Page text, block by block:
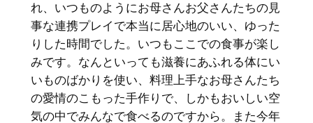
れ、いつものようにお母さんお父さんたちの見
事な連携プレイで本当に居心地のいい、ゆった
りした時間でした。いつもここでの食事が楽し
みです。なんといっても滋養にあふれる体にい
いものばかりを使い、料理上手なお母さんたち
の愛情のこもった手作りで、しかもおいしい空
気の中でみんなで食べるのですから。また今年